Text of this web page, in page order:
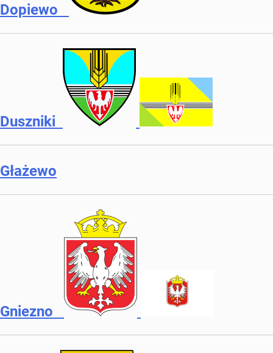
Dopiewo
Duszniki
Głażewo
Gniezno